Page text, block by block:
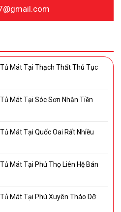
Mát Tại Thạch Thất Thủ Tục
Mát Tại Sóc Sơn Nhận Tiền
Mát Tại Quốc Oai Rất Nhiều
Mát Tại Phú Thọ Liên Hệ Bán
Mát Tại Phú Xuyên Tháo Dỡ